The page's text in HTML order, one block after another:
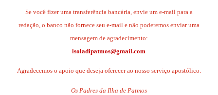
Se você fizer uma transferência bancária, envie um e-mail para a
redação, o banco não fornece seu e-mail e não poderemos enviar uma
mensagem de agradecimento:
isoladipatmos@gmail.com
Agradecemos o apoio que deseja oferecer ao nosso serviço apostólico.
Os Padres da Ilha de Patmos